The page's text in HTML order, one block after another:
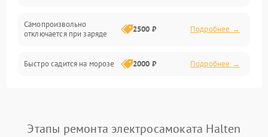
Самопроизвольно
отключается при заряде
2500 ₽ Подробнее →
Быстро садится на морозе 2000 ₽ Подробнее →
Этапы ремонта электросамоката Halten